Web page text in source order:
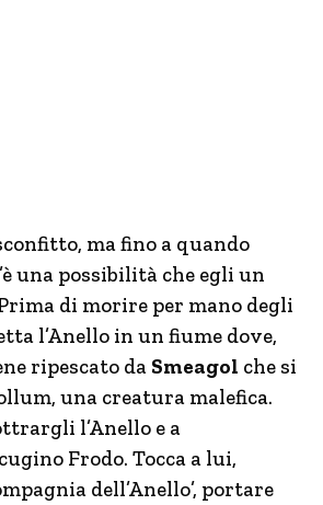
ma fino a quando
una possibilità che egli un
di morire per mano degli
l’Anello in un fiume dove,
ripescato da Smeagol che si
una creatura malefica.
l’Anello e a
Frodo. Tocca a lui,
dell’Anello’, portare